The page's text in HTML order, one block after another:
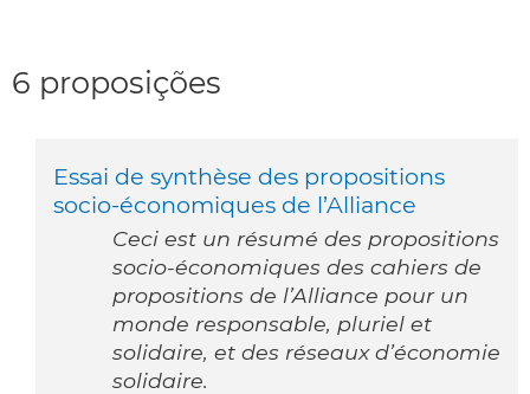
6 proposições
Essai de synthèse des propositions
socio-économiques de l’Alliance
Ceci est un résumé des propositions
socio-économiques des cahiers de
propositions de l’Alliance pour un
monde responsable, pluriel et
solidaire, et des réseaux d’économie
solidaire.